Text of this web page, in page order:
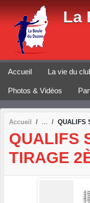
La
Accueil La vie du
Photos & Vidéos
Accueil QUALIFS
QUALIFS
TIRAGE
Panneau de gestion des